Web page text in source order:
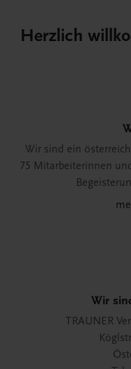
Herzlich
Wir sind ein
75 Mitarbeiterinnen
Wir
TRAUNER